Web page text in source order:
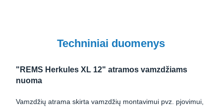
Techniniai duomenys
"REMS Herkules XL 12" atramos vamzdžiams
nuoma
Vamzdžių atrama skirta vamzdžių montavimui pvz. pjovimui,